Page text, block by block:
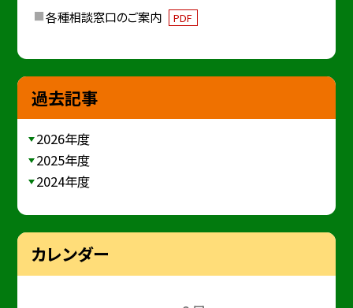
各種相談窓口のご案内 PDF
過去記事
2026年度
2025年度
2024年度
カレンダー